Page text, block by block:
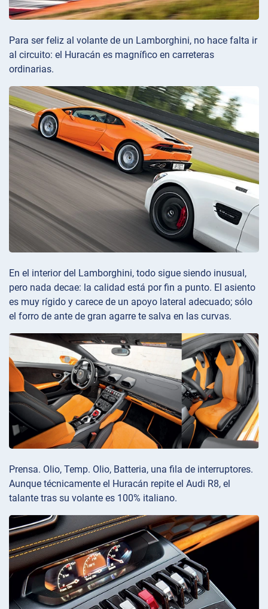
Para ser feliz al volante de un Lamborghini, no hace falta ir
al circuito: el Huracán es magnífico en carreteras
ordinarias.
En el interior del Lamborghini, todo sigue siendo inusual,
pero nada decae: la calidad está por fin a punto. El asiento
es muy rígido y carece de un apoyo lateral adecuado; sólo
el forro de ante de gran agarre te salva en las curvas.
Prensa. Olio, Temp. Olio, Batteria, una fila de interruptores.
Aunque técnicamente el Huracán repite el Audi R8, el
talante tras su volante es 100% italiano.